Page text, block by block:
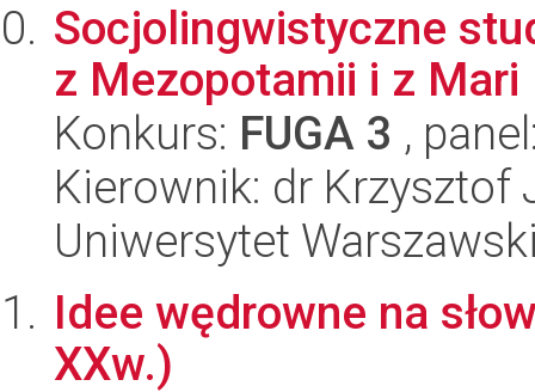
Socjolingwistyczne
z Mezopotamii i z Mari
Konkurs: FUGA 3 ,
Kierownik: dr Krzysztof
Uniwersytet
Idee wędrowne na
XXw.)